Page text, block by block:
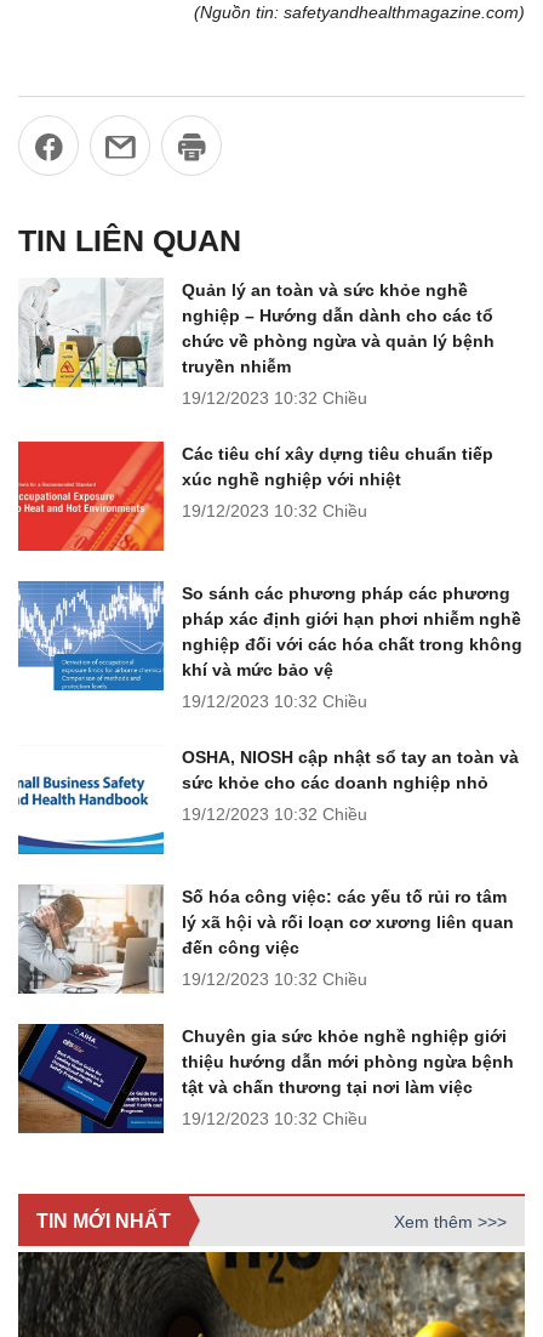
(Nguồn tin: safetyandhealthmagazine.com)
TIN LIÊN QUAN
Quản lý an toàn và sức khỏe nghề
nghiệp – Hướng dẫn dành cho các tổ
chức về phòng ngừa và quản lý bệnh
truyền nhiễm
19/12/2023 10:32 Chiều
Các tiêu chí xây dựng tiêu chuẩn tiếp
xúc nghề nghiệp với nhiệt
19/12/2023 10:32 Chiều
So sánh các phương pháp các phương
pháp xác định giới hạn phơi nhiễm nghề
nghiệp đối với các hóa chất trong không
khí và mức bảo vệ
19/12/2023 10:32 Chiều
OSHA, NIOSH cập nhật sổ tay an toàn và
sức khỏe cho các doanh nghiệp nhỏ
19/12/2023 10:32 Chiều
Số hóa công việc: các yếu tố rủi ro tâm
lý xã hội và rối loạn cơ xương liên quan
đến công việc
19/12/2023 10:32 Chiều
Chuyên gia sức khỏe nghề nghiệp giới
thiệu hướng dẫn mới phòng ngừa bệnh
tật và chấn thương tại nơi làm việc
19/12/2023 10:32 Chiều
TIN MỚI NHẤT Xem thêm >>>